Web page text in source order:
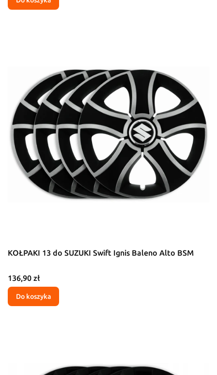
KOŁPAKI 13 do SUZUKI Swift Ignis Baleno Alto BSM
Cena
136,90 zł
Do koszyka